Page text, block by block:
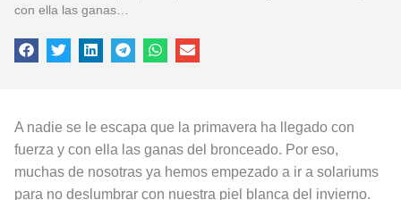
con ella las ganas…
A nadie se le escapa que la primavera ha llegado con
fuerza y con ella las ganas del bronceado. Por eso,
muchas de nosotras ya hemos empezado a ir a solariums
para no deslumbrar con nuestra piel blanca del invierno.